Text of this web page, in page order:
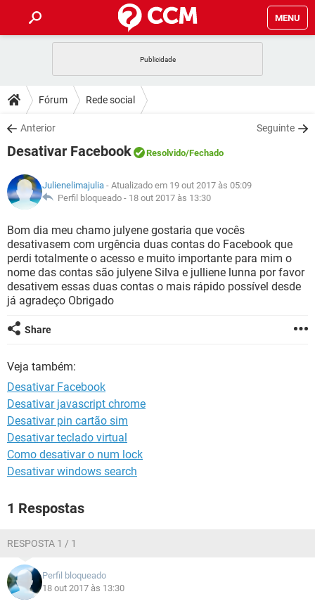
MENU
CELULAR
OUTLOOK
INSTAGRAM GMAIL
GUIA DE COMPRAS
DICAS
JOGOS
INSTAGRAM GMAIL
GUIA DE COMPRAS
DOWNLOADS
JOGOS WHATSAPP
CELULAR
OUTLOOK EXCEL
INSTAGRAM GMAIL
GUIA DE COMPRAS
JOGOS WHATSAPP
CELULAR
OUTLOOK EXCEL
INSTAGRAM GMAIL
GUIA DE COMPRAS
GLOSSÁRIO
JOGOS WHATSAPP
CELULAR FACEBOOK
OUTLOOK EXCEL
INSTAGRAM
GUIA DE COMPRAS
Fórum Rede social
Anterior Seguinte
Desativar Facebook Resolvido/Fechado
Julienelimajulia - Atualizado em 19 out 2017 às 05:09
Perfil bloqueado - 18 out 2017 às 13:30
Bom dia meu chamo julyene gostaria que vocês
desativasem com urgência duas contas do Facebook que
perdi totalmente o acesso e muito importante para mim o
nome das contas são julyene Silva e julliene lunna por favor
desativem essas duas contas o mais rápido possível desde
já agradeço Obrigado
Share
Veja também:
Desativar Facebook
Desativar javascript chrome
Desativar pin cartão sim
Desativar teclado virtual
Como desativar o num lock
Desativar windows search
1 Respostas
RESPOSTA 1 / 1
Perfil bloqueado
18 out 2017 às 13:30